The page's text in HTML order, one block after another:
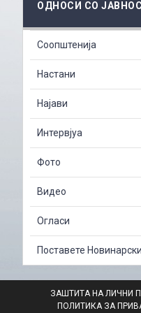
ОДНОСИ СО
Соопштенија
Настани
Најави
Интервјуа
Фото
Видео
Огласи
Поставете
ЗАШТИТА НА ЛИЧНИ
ПОЛИТИКА ЗА